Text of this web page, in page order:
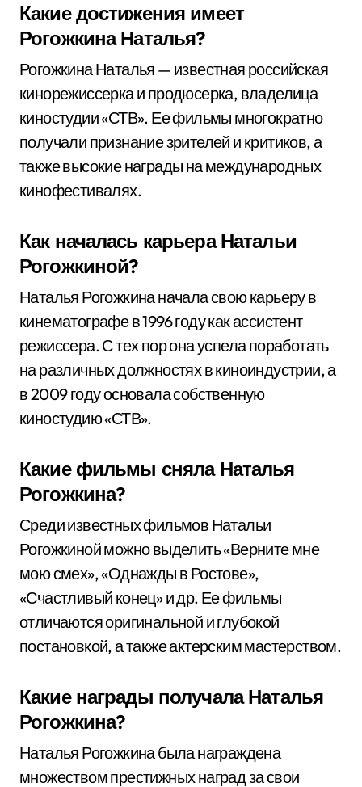
Какие достижения имеет
Рогожкина Наталья?
Рогожкина Наталья — известная российская
кинорежиссерка и продюсерка, владелица
киностудии «СТВ». Ее фильмы многократно
получали признание зрителей и критиков, а
также высокие награды на международных
кинофестивалях.
Как началась карьера Натальи
Рогожкиной?
Наталья Рогожкина начала свою карьеру в
кинематографе в 1996 году как ассистент
режиссера. С тех пор она успела поработать
на различных должностях в киноиндустрии, а
в 2009 году основала собственную
киностудию «СТВ».
Какие фильмы сняла Наталья
Рогожкина?
Среди известных фильмов Натальи
Рогожкиной можно выделить «Верните мне
мою смех», «Однажды в Ростове»,
«Счастливый конец» и др. Ее фильмы
отличаются оригинальной и глубокой
постановкой, а также актерским мастерством.
Какие награды получала Наталья
Рогожкина?
Наталья Рогожкина была награждена
множеством престижных наград за свои